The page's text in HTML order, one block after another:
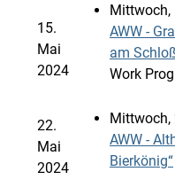
15.
Mai
2024
Mittwoch,
AWW -
am
Work
22.
Mai
2024
Mittwoch,
AWW -
Bierkönig“